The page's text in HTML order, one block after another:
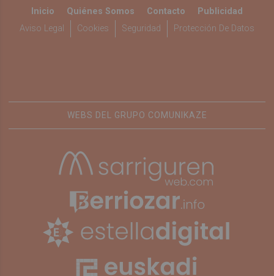
Inicio Quiénes Somos Contacto
Publicidad
Aviso Legal
Cookies Seguridad Protección De Datos
WEBS DEL GRUPO COMUNIKAZE